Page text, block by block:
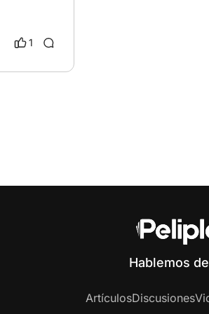
1
Hablemos
ArtículosDiscusiones